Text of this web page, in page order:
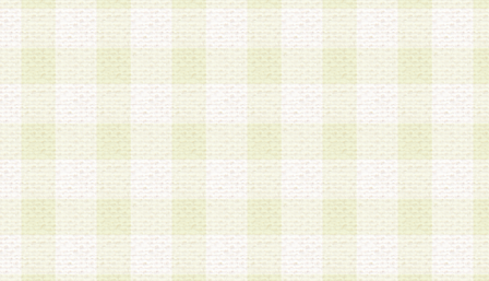
1.会員登録手続きは、会員登録希望者本人が行う
る登録は一切認められないものとします。
2.会員登録希望者は、本規約に同意の後、当社指
画 面」において、当社が指定する必要事項を入
を行うものとします。当社は、会員登録を承認し
会員として本サービスを 受けるためのログイン
を付与します。
3.会員は、会員登録の際に申告する登録情報の全
いかなる虚偽の申告をも行ってはならないものと